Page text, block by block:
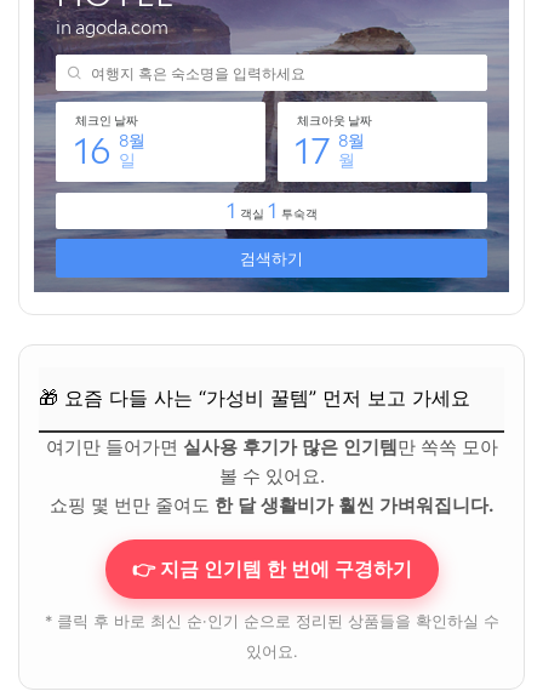
요
자주 묻는 질문
Q. 혼자 가면 심심하지 않을까요?
Q. 특별히 준비해야 할 것이 있나요?
Q. 12월이라 추울 텐데, 교통은 괜찮을까요?
🎁 요즘 다들 사는 “가성비 꿀템” 먼저 보고 가세요
💸 넷플릭스·유튜브·ChatGPT, 제값 내지 말고 할인해서 쓰세
요
💸 넷플릭스·유튜브·ChatGPT, 제값 내지 말고 할인해서 쓰세
요
🎁 요즘 다들 사는 “가성비 꿀템” 먼저 보고 가세요
여기만 들어가면 실사용 후기가 많은 인기템만 쏙쏙 모아
볼 수 있어요.
쇼핑 몇 번만 줄여도 한 달 생활비가 훨씬 가벼워집니다.
👉 지금 인기템 한 번에 구경하기
* 클릭 후 바로 최신 순·인기 순으로 정리된 상품들을 확인하실 수
있어요.